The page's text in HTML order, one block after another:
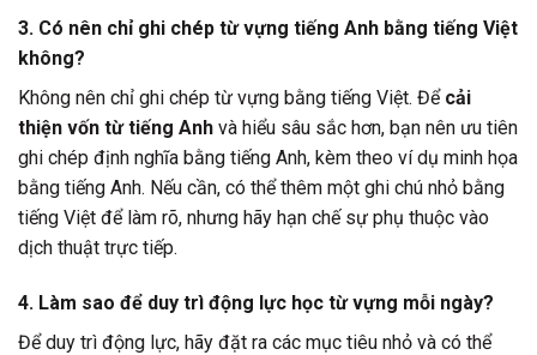
3. Có nên chỉ ghi chép từ vựng tiếng Anh bằng tiếng Việt
không?
Không nên chỉ ghi chép từ vựng bằng tiếng Việt. Để cải
thiện vốn từ tiếng Anh và hiểu sâu sắc hơn, bạn nên ưu tiên
ghi chép định nghĩa bằng tiếng Anh, kèm theo ví dụ minh họa
bằng tiếng Anh. Nếu cần, có thể thêm một ghi chú nhỏ bằng
tiếng Việt để làm rõ, nhưng hãy hạn chế sự phụ thuộc vào
dịch thuật trực tiếp.
4. Làm sao để duy trì động lực học từ vựng mỗi ngày?
Để duy trì động lực, hãy đặt ra các mục tiêu nhỏ và có thể